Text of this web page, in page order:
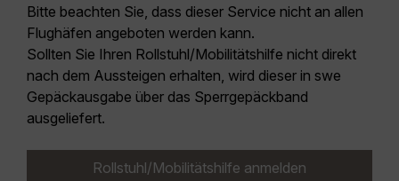
Bitte beachten Sie, dass dieser Service nicht an allen
Flughäfen angeboten werden kann.
Sollten Sie Ihren Rollstuhl/Mobilitätshilfe nicht direkt
nach dem Aussteigen erhalten, wird dieser in swe
Gepäckausgabe über das Sperrgepäckband
ausgeliefert.
Rollstuhl/Mobilitätshilfe anmelden